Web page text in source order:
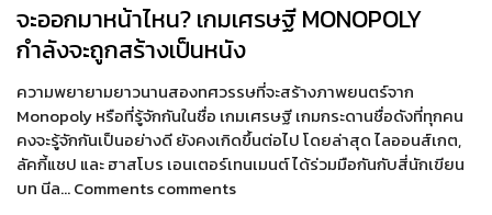
จะออกมาหน้าไหน? เกมเศรษฐี MONOPOLY
กำลังจะถูกสร้างเป็นหนัง
ความพยายามยาวนานสองทศวรรษที่จะสร้างภาพยนตร์จาก
Monopoly หรือที่รู้จักกันในชื่อ เกมเศรษฐี เกมกระดานชื่อดังที่ทุกคน
คงจะรู้จักกันเป็นอย่างดี ยังคงเกิดขึ้นต่อไป โดยล่าสุด ไลออนส์เกต,
ลัคกี้แชป และ ฮาสโบร เอนเตอร์เทนเมนต์ ได้ร่วมมือกันกับสี่นักเขียน
บท นีล… Comments comments